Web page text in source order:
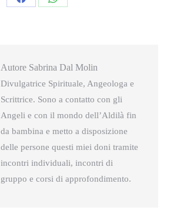
CondividiCondividi
Autore Sabrina Dal Molin
Divulgatrice Spirituale, Angeologa e
Scrittrice. Sono a contatto con gli
Angeli e con il mondo dell’Aldilà fin
da bambina e metto a disposizione
delle persone questi miei doni tramite
incontri individuali, incontri di
gruppo e corsi di approfondimento.